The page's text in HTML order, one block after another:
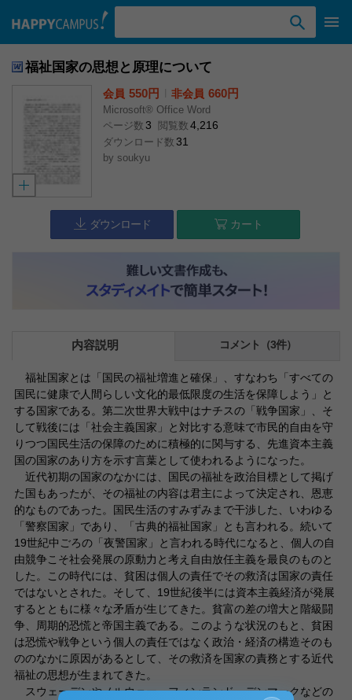
福祉国家の思想と原理について
会員 550円 非会員 660円
Microsoft® Office Word
ページ数 3 閲覧数 4,216
ダウンロード数 31
by soukyu
ダウンロード カート
内容説明 コメント（3件）
福祉国家とは「国民の福祉増進と確保」、すなわち「すべての
国民に健康で人間らしい文化的最低限度の生活を保障しよう」と
する国家である。第二次世界大戦中はナチスの「戦争国家」、そ
して戦後には「社会主義国家」と対比する意味で市民的自由を守
りつつ国民生活の保障のために積極的に関与する、先進資本主義
国の国家のあり方を示す言葉として使われるようになった。
近代初期の国家のなかには、国民の福祉を政治目標として掲げ
た国もあったが、その福祉の内容は君主によって決定され、恩恵
的なものであった。国民生活のすみずみまで干渉した、いわゆる
「警察国家」であり、「古典的福祉国家」とも言われる。続いて
19世紀中ごろの「夜警国家」と言われる時代になると、個人の自
由競争こそ社会発展の原動力と考え自由放任主義を最良のものと
した。この時代には、貧困は個人の責任でその救済は国家の責任
ではないとされた。そして、19世紀後半には資本主義経済が発展
するとともに様々な矛盾が生じてきた。貧富の差の増大と階級闘
争、周期的恐慌と帝国主義である。このような状況のもと、貧困
は恐慌や戦争という個人の責任ではなく政治・経済の構造そのも
ののなかに原因があるとして、その救済を国家の責務とする近代
福祉の思想が生まれてきた。
スウェーデンやノルウェー、フィンランド、デンマークなどの